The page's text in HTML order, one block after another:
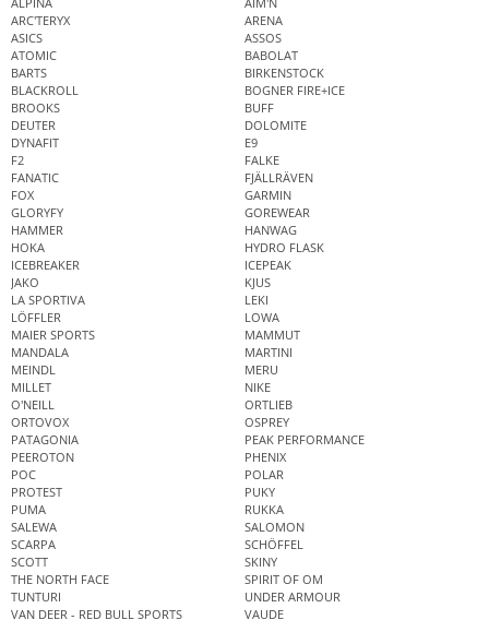
ARC'TERYX
ARENA
ASICS
ASSOS
ATOMIC
BABOLAT
BARTS
BIRKENSTOCK
BLACKROLL
BOGNER FIRE+ICE
BROOKS
BUFF
DEUTER
DOLOMITE
DYNAFIT
E9
F2
FALKE
FANATIC
FJÄLLRÄVEN
FOX
GARMIN
GLORYFY
GOREWEAR
HAMMER
HANWAG
HOKA
HYDRO FLASK
ICEBREAKER
ICEPEAK
JAKO
KJUS
LA SPORTIVA
LEKI
LÖFFLER
LOWA
MAIER SPORTS
MAMMUT
MANDALA
MARTINI
MEINDL
MERU
MILLET
NIKE
O'NEILL
ORTLIEB
ORTOVOX
OSPREY
PATAGONIA
PEAK PERFORMANCE
PEEROTON
PHENIX
POC
POLAR
PROTEST
PUKY
PUMA
RUKKA
SALEWA
SALOMON
SCARPA
SCHÖFFEL
SCOTT
SKINY
THE NORTH FACE
SPIRIT OF OM
TUNTURI
UNDER ARMOUR
VAN DEER - RED BULL SPORTS
VAUDE